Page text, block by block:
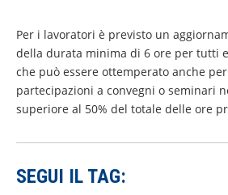
Per i lavoratori è previsto un
della durata minima di 6 ore per tutti
che può essere ottemperato anche
partecipazioni a convegni o seminari
superiore al 50% del totale delle ore
SEGUI IL TAG: